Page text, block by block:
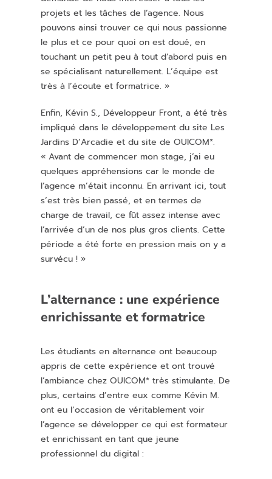
projets et les tâches de l’agence. Nous
pouvons ainsi trouver ce qui nous passionne
le plus et ce pour quoi on est doué, en
touchant un petit peu à tout d’abord puis en
se spécialisant naturellement. L’équipe est
très à l’écoute et formatrice. »
Enfin, Kévin S., Développeur Front, a été très
impliqué dans le développement du site Les
Jardins D’Arcadie et du site de OUICOM*.
« Avant de commencer mon stage, j’ai eu
quelques appréhensions car le monde de
l’agence m’était inconnu. En arrivant ici, tout
s’est très bien passé, et en termes de
charge de travail, ce fût assez intense avec
l’arrivée d’un de nos plus gros clients. Cette
période a été forte en pression mais on y a
survécu ! »
L’alternance : une expérience
enrichissante et formatrice
Les étudiants en alternance ont beaucoup
appris de cette expérience et ont trouvé
l’ambiance chez OUICOM* très stimulante. De
plus, certains d’entre eux comme Kévin M.
ont eu l’occasion de véritablement voir
l’agence se développer ce qui est formateur
et enrichissant en tant que jeune
professionnel du digital :